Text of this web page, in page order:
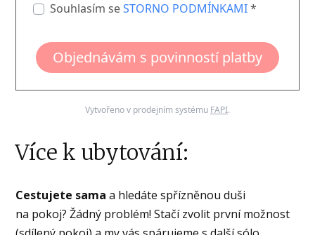
Souhlasím seSTORNO PODMÍNKAMI*
Objednávám s povinností platby
Vytvořeno v prodejním systému FAPI.
Více k ubytování:
Cestujete sama a hledáte spřízněnou duši
na pokoj? Žádný problém! Stačí zvolit první možnost